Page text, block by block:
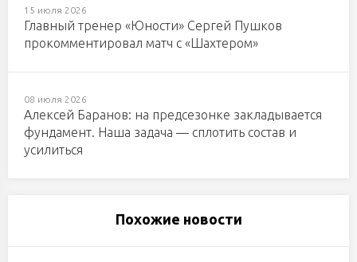
15 июля 2026
Главный тренер «Юности» Сергей Пушков
прокомментировал матч с «Шахтером»
08 июля 2026
Алексей Баранов: на предсезонке закладывается
фундамент. Наша задача — сплотить состав и
усилиться
Похожие новости